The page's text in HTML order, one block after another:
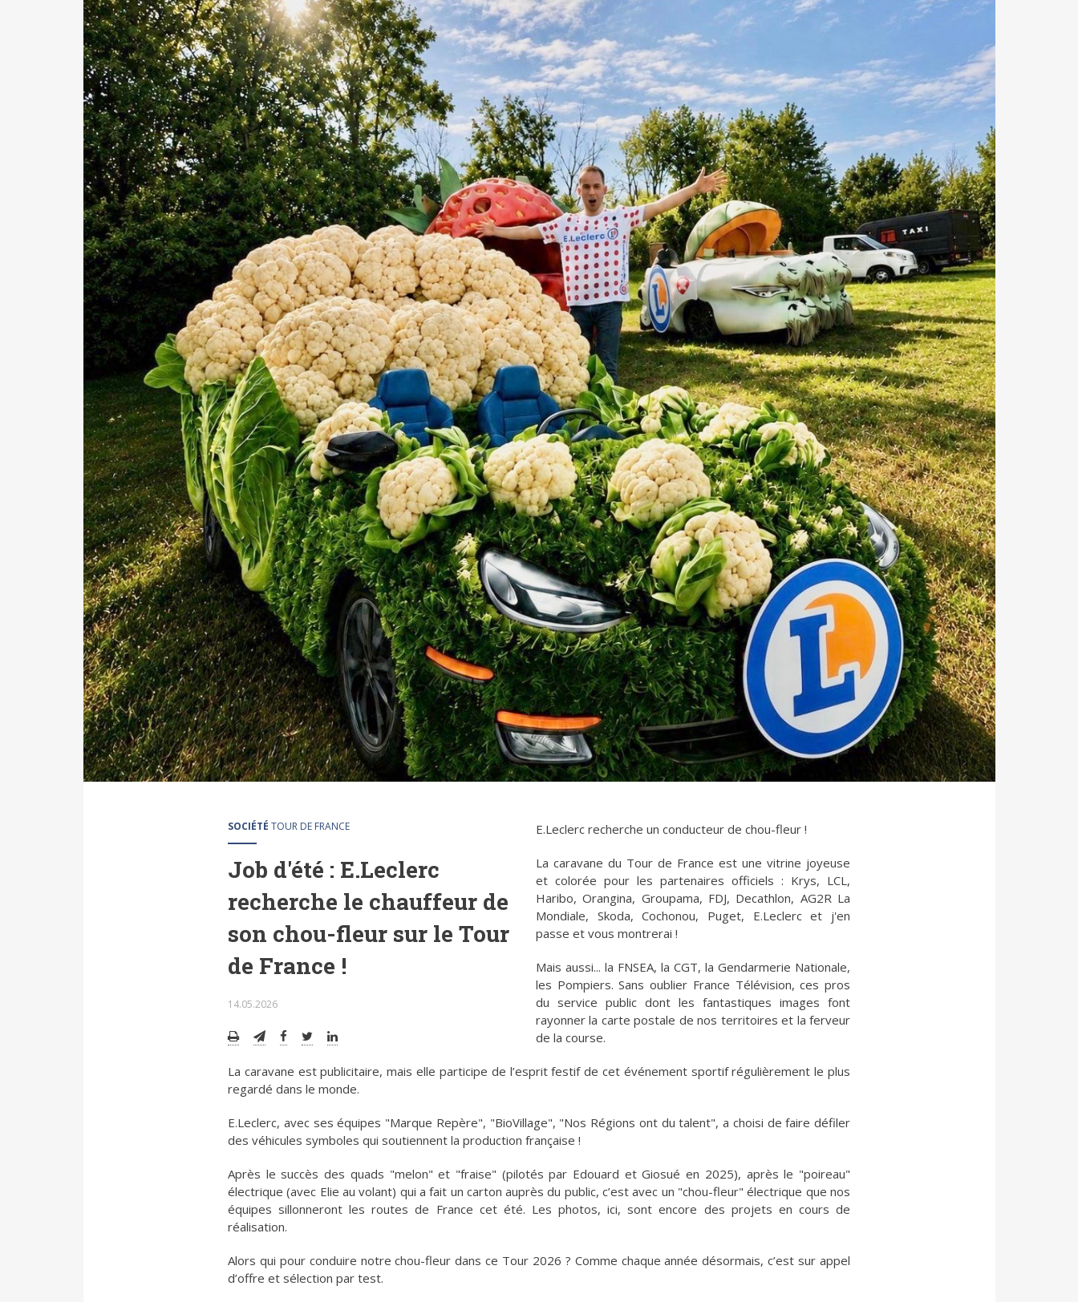
SOCIÉTÉ TOUR DE FRANCE
Job d'été : E.Leclerc
recherche le chauffeur de
son chou-fleur sur le Tour
de France !
14.05.2026
E.Leclerc recherche un conducteur de chou-fleur !
La caravane du Tour de France est une vitrine joyeuse
et colorée pour les partenaires officiels : Krys, LCL,
Haribo, Orangina, Groupama, FDJ, Decathlon, AG2R La
Mondiale, Skoda, Cochonou, Puget, E.Leclerc et j'en
passe et vous montrerai !
Mais aussi... la FNSEA, la CGT, la Gendarmerie Nationale,
les Pompiers. Sans oublier France Télévision, ces pros
du service public dont les fantastiques images font
rayonner la carte postale de nos territoires et la ferveur
de la course.
La caravane est publicitaire, mais elle participe de l’esprit festif de cet événement sportif régulièrement le plus
regardé dans le monde.
E.Leclerc, avec ses équipes "Marque Repère", "BioVillage", "Nos Régions ont du talent", a choisi de faire défiler
des véhicules symboles qui soutiennent la production française !
Après le succès des quads "melon" et "fraise" (pilotés par Edouard et Giosué en 2025), après le "poireau"
électrique (avec Elie au volant) qui a fait un carton auprès du public, c’est avec un "chou-fleur" électrique que nos
équipes sillonneront les routes de France cet été. Les photos, ici, sont encore des projets en cours de
réalisation.
Alors qui pour conduire notre chou-fleur dans ce Tour 2026 ? Comme chaque année désormais, c’est sur appel
d’offre et sélection par test.